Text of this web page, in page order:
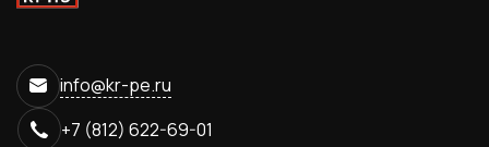
info@kr-pe.ru
+7 (812) 622-69-01